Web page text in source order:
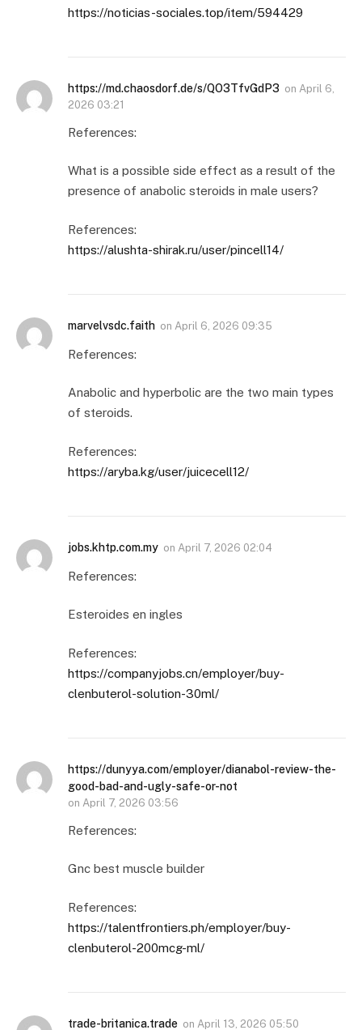
https://noticias-sociales.top/item/594429
https://md.chaosdorf.de/s/QO3TfvGdP3 on April 6,
2026 03:21
References:
What is a possible side effect as a result of the
presence of anabolic steroids in male users?
References:
https://alushta-shirak.ru/user/pincell14/
marvelvsdc.faith on April 6, 2026 09:35
References:
Anabolic and hyperbolic are the two main types
of steroids.
References:
https://aryba.kg/user/juicecell12/
jobs.khtp.com.my on April 7, 2026 02:04
References:
Esteroides en ingles
References:
https://companyjobs.cn/employer/buy-
clenbuterol-solution-30ml/
https://dunyya.com/employer/dianabol-review-the-
good-bad-and-ugly-safe-or-not
on April 7, 2026 03:56
References:
Gnc best muscle builder
References:
https://talentfrontiers.ph/employer/buy-
clenbuterol-200mcg-ml/
trade-britanica.trade on April 13, 2026 05:50